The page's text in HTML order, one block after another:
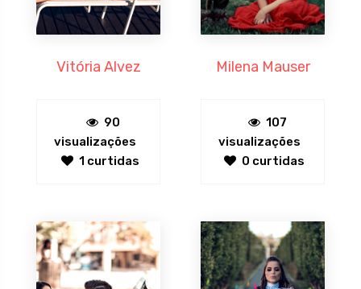
Vitória Alvez
90
visualizações
1 curtidas
Milena Mauser
107
visualizações
0 curtidas